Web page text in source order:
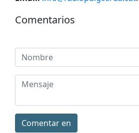
Comentarios
Comentar en